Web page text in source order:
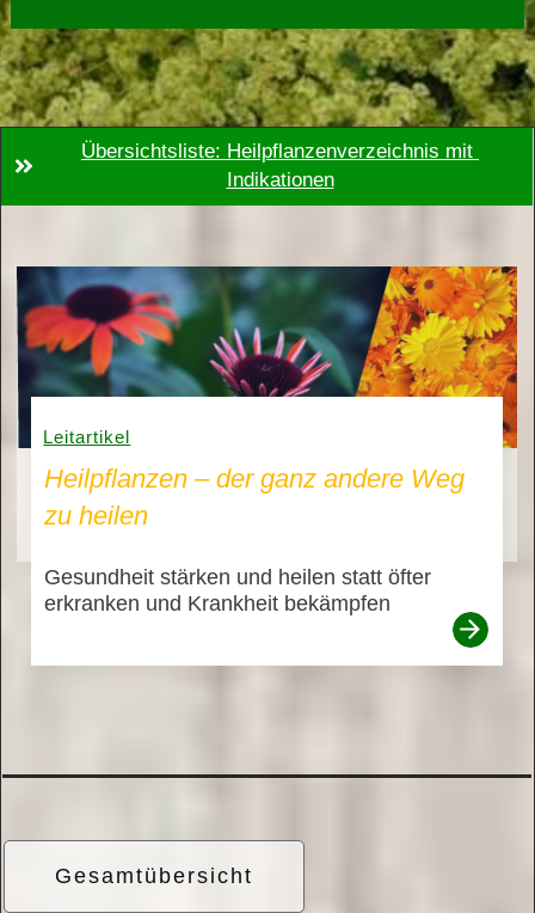
Übersichtsliste: Heilpflanzenverzeichnis mit
Indikationen
Leitartikel
Heilpflanzen – der ganz andere Weg
zu heilen
Gesundheit stärken und heilen statt öfter
erkranken und Krankheit bekämpfen
Gesamtübersicht